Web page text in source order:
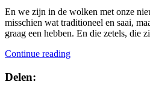
En we zijn in de wolken met onze
misschien wat traditioneel en saai,
graag een hebben. En die zetels, die
Continue reading“Living”
Delen: